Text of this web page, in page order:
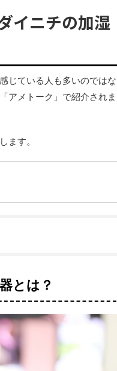
イニチの加湿
じている人も多いのではな
アメトーク」で紹介されま
ます。
とは？